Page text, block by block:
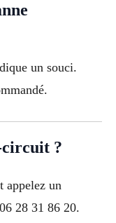
un souci.
circuit ?
appelez un
28 31 86 20.